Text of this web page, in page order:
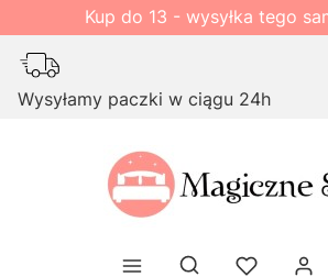
Kup do 13 - wysyłka tego
Wysyłamy paczki w ciągu 24h
Otwórz